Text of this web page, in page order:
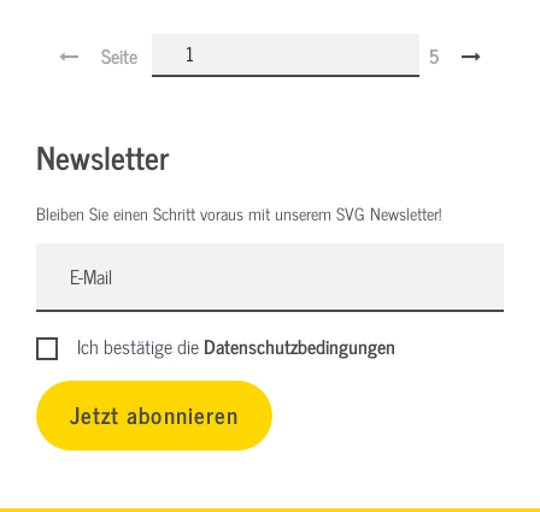
Seite 5
Newsletter
Bleiben Sie einen Schritt voraus mit unserem SVG Newsletter!
Ich bestätige dieDatenschutzbedingungen
Jetzt abonnieren